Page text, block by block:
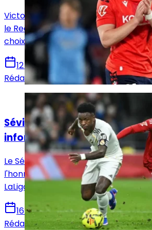
Victor Muñoz attire les regards en
le Real Madrid prépare un possible
choix qui pourrait remodeler
12 juin 2026
Rédaction Le Journal du Real
Actualités
Séville - Real Madrid :
informations sur le match !
Le Séville FC reçoit ce dimanche le
l'honneur de la 37e et avant-
LaLiga. Voici toutes les infos pour
16 mai 2026
Rédaction Le Journal du Real